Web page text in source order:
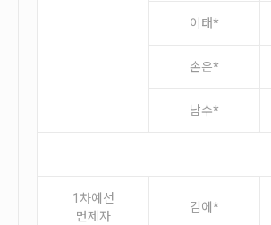
이태*
손은*
남수*
1차예선
면제자
김에*